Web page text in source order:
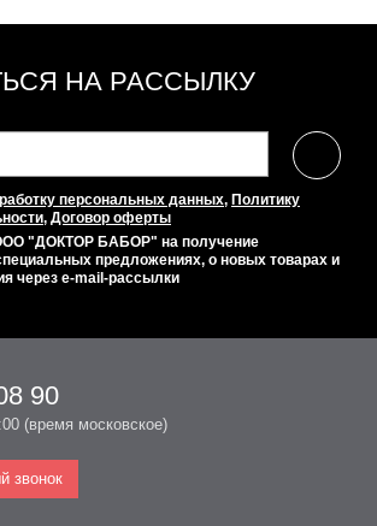
НА РАССЫЛКУ
персональных данных, Политику
, Договор оферты
"ДОКТОР БАБОР" на получение
предложениях, о новых товарах и
через e-mail-рассылки
90
(время московское)
звонок